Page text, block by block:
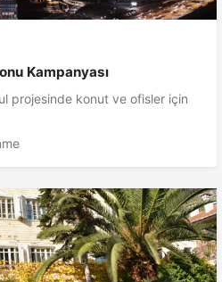
Kampanyası
projesinde konut ve ofisler için